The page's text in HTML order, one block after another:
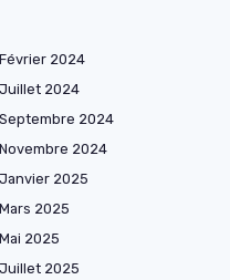
Février 2024
Juillet 2024
Septembre 2024
Novembre 2024
Janvier 2025
Mars 2025
Mai 2025
Juillet 2025